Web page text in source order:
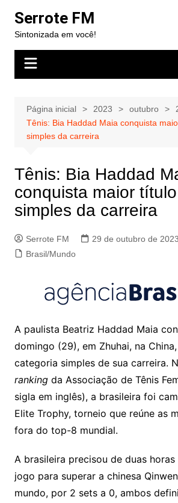
para
conteúdo
Serrote FM
Sintonizada em você!
Página inicial 2023 outubro
Tênis: Bia Haddad Maia conquista
simples da carreira
Tênis: Bia Haddad
conquista maior
simples da carreira
Serrote FM
29 de outubro de 2023
Brasil/Mundo
A paulista Beatriz Haddad Maia
domingo (29), em Zhuhai, na
categoria simples de sua carreira.
rankingda Associação de Tênis
sigla em inglês), a brasileira foi
Elite Trophy, torneio que reúne as
fora do top-8 mundial.
A brasileira precisou de duas
jogo para superar a chinesa
mundo, por 2 sets a 0, ambos